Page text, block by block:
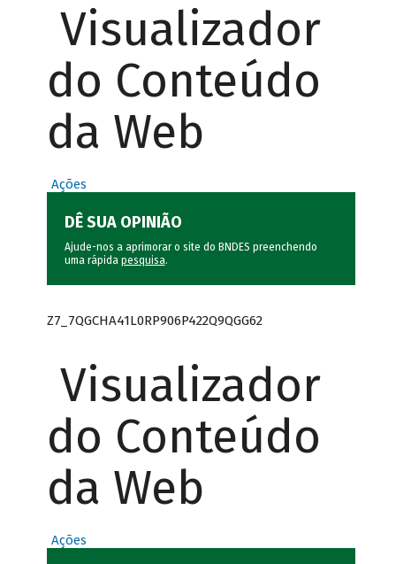
Visualizador
do Conteúdo
da Web
Ações
DÊ SUA OPINIÃO
Ajude-nos a aprimorar o site do BNDES preenchendo
uma rápida pesquisa.
Z7_7QGCHA41L0RP906P422Q9QGG62
Visualizador
do Conteúdo
da Web
Ações